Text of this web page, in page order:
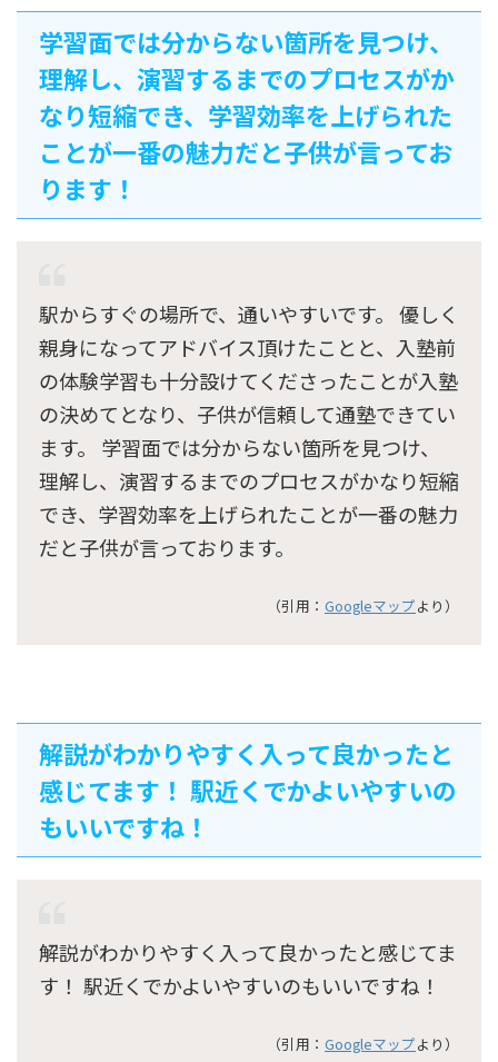
学習面では分からない箇所を見つけ、
理解し、演習するまでのプロセスがか
なり短縮でき、学習効率を上げられた
ことが一番の魅力だと子供が言ってお
ります！
駅からすぐの場所で、通いやすいです。 優しく
親身になってアドバイス頂けたことと、入塾前
の体験学習も十分設けてくださったことが入塾
の決めてとなり、子供が信頼して通塾できてい
ます。 学習面では分からない箇所を見つけ、
理解し、演習するまでのプロセスがかなり短縮
でき、学習効率を上げられたことが一番の魅力
だと子供が言っております。
（引用： Googleマップより）
解説がわかりやすく入って良かったと
感じてます！ 駅近くでかよいやすいの
もいいですね！
解説がわかりやすく入って良かったと感じてま
す！ 駅近くでかよいやすいのもいいですね！
（引用： Googleマップより）